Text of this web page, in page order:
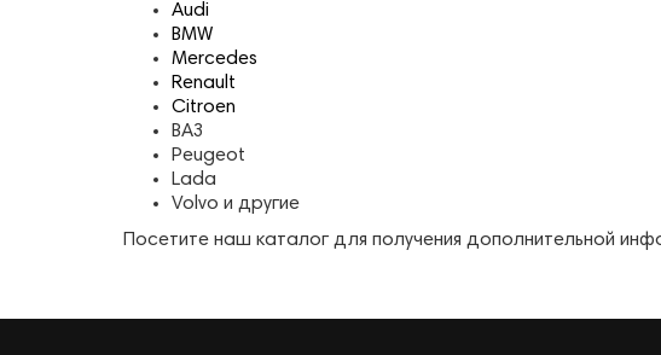
Audi
BMW
Mercedes
Renault
Citroen
ВАЗ
Peugeot
Lada
Volvo и другие
Посетите наш каталог для получения дополнительной